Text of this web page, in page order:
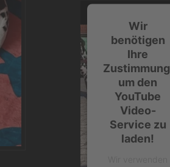
Wir
benötigen
Ihre
Zustimmung,
um den
YouTube
Video-
Service zu
laden!